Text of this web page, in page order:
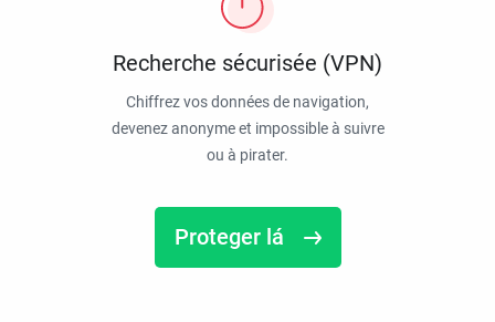
Recherche sécurisée (VPN)
Chiffrez vos données de navigation,
devenez anonyme et impossible à suivre
ou à pirater.
Proteger lá